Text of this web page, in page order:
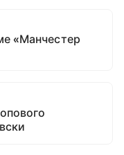
«Манчестер